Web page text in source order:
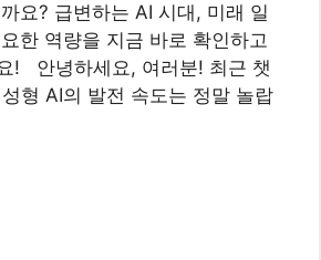
요? 급변하는 AI 시대, 미래 일
한 역량을 지금 바로 확인하고
! 안녕하세요, 여러분! 최근 챗
형 AI의 발전 속도는 정말 놀랍